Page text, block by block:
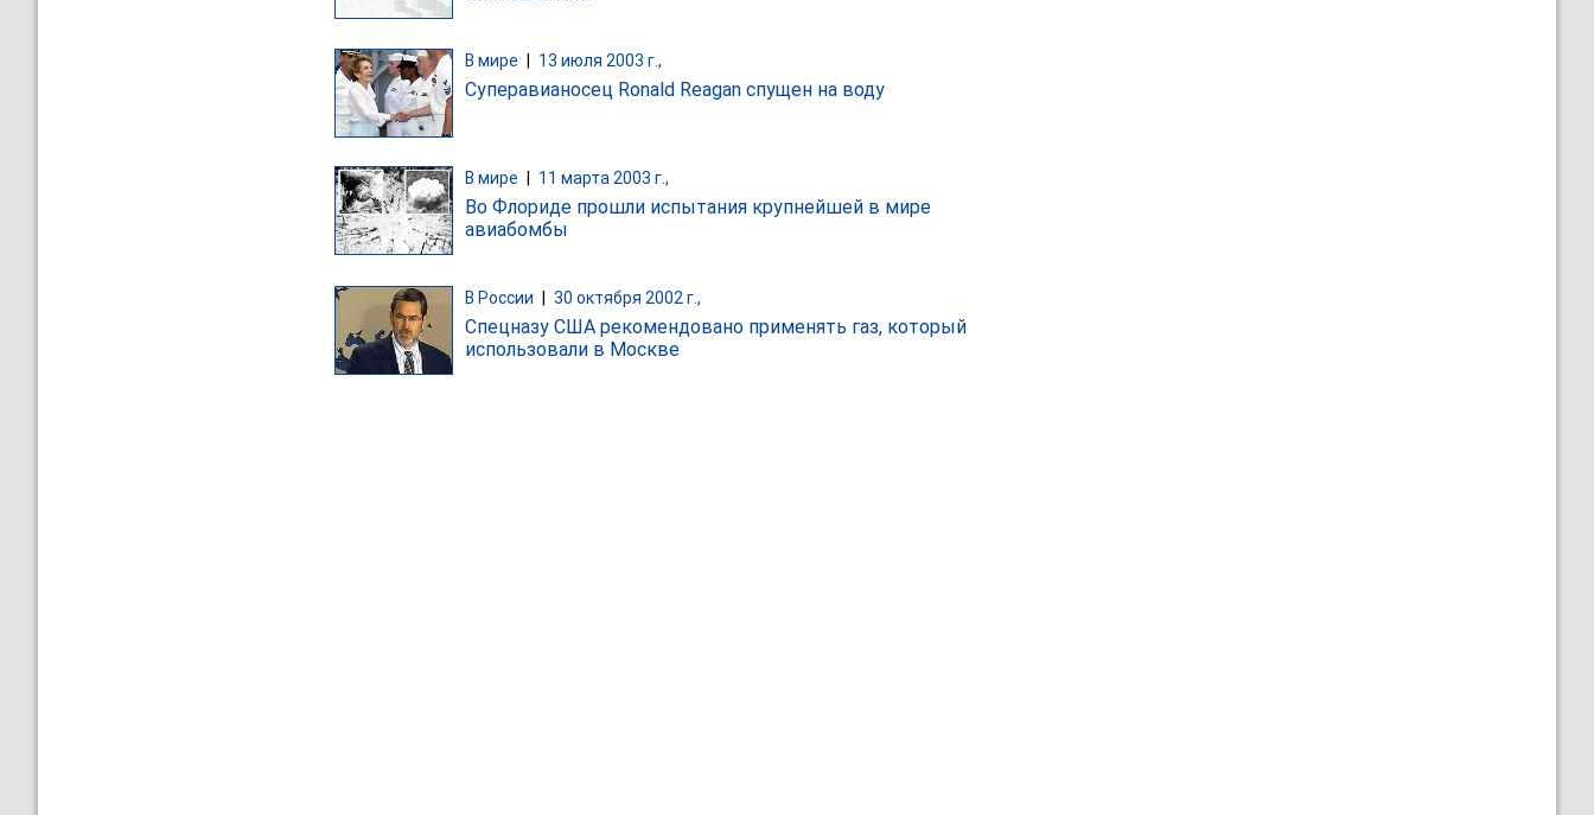
В мире 13 июля 2003 г.,
Суперавианосец Ronald Reagan спущен на воду
В мире 11 марта 2003 г.,
Во Флориде прошли испытания крупнейшей в мире
авиабомбы
В России | 30 октября 2002 г.,
Спецназу США рекомендовано применять газ, который
использовали в Москве